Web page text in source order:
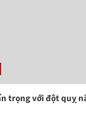
trọng với đột quỵ